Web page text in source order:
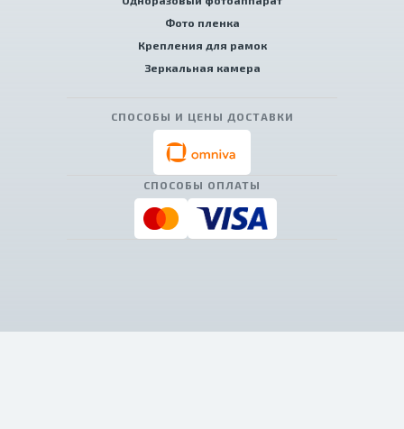
Фото пленка
Крепления для рамок
Зеркальная камера
СПОСОБЫ И ЦЕНЫ ДОСТАВКИ
СПОСОБЫ ОПЛАТЫ